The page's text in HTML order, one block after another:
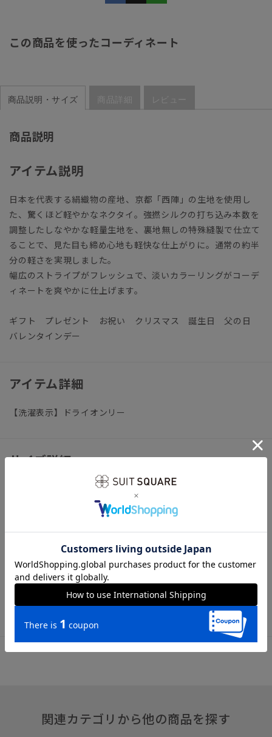
この商品を使ったコーディネート
商品説明・サイズ 商品詳細 レビュー
商品説明
アイテム説明
日本を代表する絹織物の産地、京都「西陣」の生地を使用し
た、驚くほど軽やかなネクタイ。強撚シルクの打ち込み本数を
調整したしなやかな軽量生地を、裏地無しの特殊縫製で仕立て
ることで、見た目も締め心地も軽快な仕上がりに。通常の約半
分の軽さを実現しました。
幅広のストライプがフレッシュで、淡いカラーリングがコーデ
ィネートを爽やかに仕上げます。
ギフト プレゼント お祝い クリスマス 誕生日 父の日
バレンタインデー
アイテム詳細
【洗濯表示】ドライオンリー
サイズ詳細
全長145.0cm 大剣幅8.0cm
※商品の仕上がりサイズ（出来上がり寸法）は上記のサイズ表
をご覧下さい。
※同サイズまたは同一商品でも、生産の過程で個体差や着用感
の違いが生じる場合がございます。
※商品画像はできる限り実際の色に近づけて掲載しております
が、パソコン環境により色味に誤差が生じる場合がございま
関連カテゴリから他の商品を探す